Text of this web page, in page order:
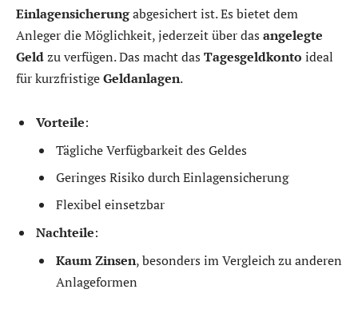
Einlagensicherungabgesichert ist. Es bietet dem
Anleger die Möglichkeit, jederzeit über das angelegte
Geldzu verfügen. Das macht das Tagesgeldkonto ideal
für kurzfristigeGeldanlagen.
Vorteile:
Tägliche Verfügbarkeit des Geldes
Geringes Risiko durch Einlagensicherung
Flexibel einsetzbar
Nachteile:
Kaum Zinsen, besonders im Vergleich zu anderen
Anlageformen